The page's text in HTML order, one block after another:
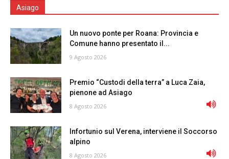
Asiago
Un nuovo ponte per Roana: Provincia e
Comune hanno presentato il...
9 Agosto 2026
Premio “Custodi della terra” a Luca Zaia,
pienone ad Asiago
8 Agosto 2026
Infortunio sul Verena, interviene il Soccorso
alpino
8 Agosto 2026